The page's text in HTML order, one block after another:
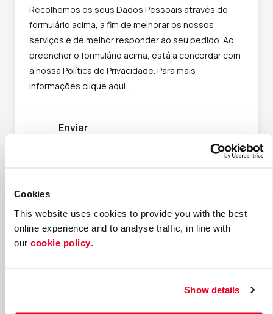
Cookies
This website uses cookies to provide you with the best
online experience and to analyse traffic, in line with
our cookie policy.
Show details
Recolhemos os seus Dados Pessoais através do
formulário acima, a fim de melhorar os nossos
serviços e de melhor responder ao seu pedido. Ao
preencher o formulário acima, está a concordar com
a nossa Política de Privacidade. Para mais
informações clique aqui .
Detalhes do contacto
Rua Pedro Nunes, 23 e 24 2500-303 –